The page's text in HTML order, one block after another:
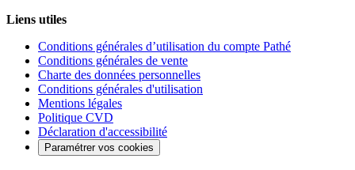
Liens utiles
Conditions générales d’utilisation du compte Pathé
Conditions générales de vente
Charte des données personnelles
Conditions générales d'utilisation
Mentions légales
Politique CVD
Déclaration d'accessibilité
Paramétrer vos cookies